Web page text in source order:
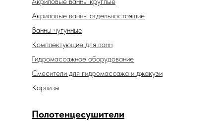
Акриловые ванны отдельностоящие
Ванны чугунные
Комплектующие для ванн
Гидромассажное оборудование
Смесители для гидромассажа и джакузи
Карнизы
Полотенцесушители